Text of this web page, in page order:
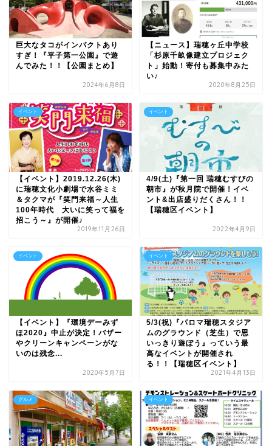
巨大なタコがインパクトあり
すぎ！『平子第一公園』で遊
んでみた！！【公園まとめ】
2024年6月8日
【ニュース】瑞穂ヶ丘中学校
「杉原千畝像建立プロジェク
ト」始動！寄付も募集中みた
い♪
2020年8月25日
イベント
【イベント】2019.12.26(木)
に瑞穂文化小劇場で水谷ミミ
＆タクマが『笑門来福～人生
100年時代 大いに笑って福を
招こう～』が開催♪
2019年11月26日
イベント
4/9(土)『第一回 瑞穂むすびの
朝市』が秋月院で開催！イベ
ント&出店盛りだくさん！！
【瑞穂区イベント】
2022年4月9日
イベント
【イベント】『環境デーみず
ほ2020』中止が決定！バザー
やクリーンキャンペーンがな
いのは残念...
2020年5月7日
イベント
5/3(祝)『パロマ瑞穂スタジア
ムのグラウンド（芝生）で思
いっきり遊ぼう』っていう最
高なイベントが開催され
る！！【瑞穂区イベント】
2021年4月13日
グルメ イベント